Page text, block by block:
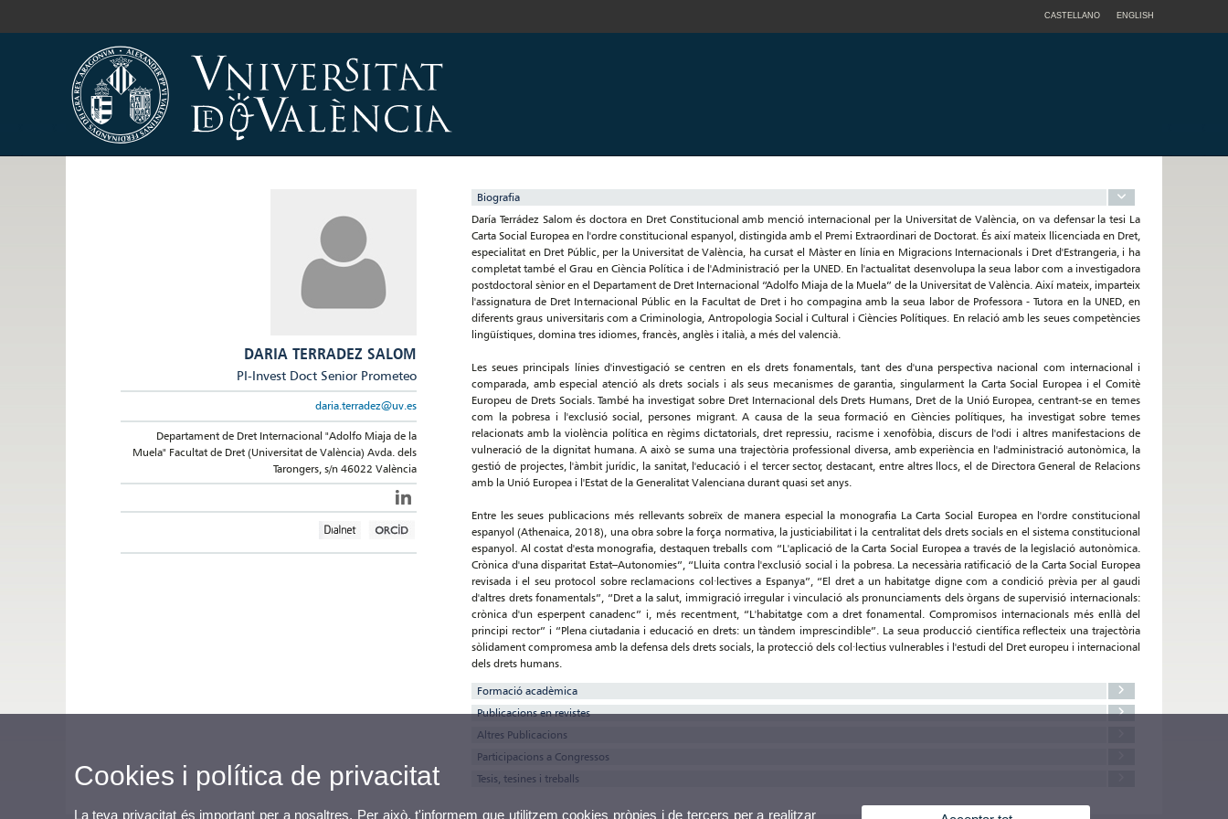
CASTELLANO ENGLISH
DARIA TERRADEZ SALOM
PI-Invest Doct Senior Prometeo
daria.terradez@uv.es
Departament de Dret Internacional "Adolfo Miaja de la
Muela" Facultat de Dret (Universitat de València) Avda. dels
Tarongers, s/n 46022 València
Biografia
Daría Terrádez Salom és doctora en Dret Constitucional amb menció internacional per la Universitat de València, on va defensar la tesi La
Carta Social Europea en l'ordre constitucional espanyol, distingida amb el Premi Extraordinari de Doctorat. És així mateix llicenciada en Dret,
especialitat en Dret Públic, per la Universitat de València, ha cursat el Màster en línia en Migracions Internacionals i Dret d'Estrangeria, i ha
completat també el Grau en Ciència Política i de l'Administració per la UNED. En l'actualitat desenvolupa la seua labor com a investigadora
postdoctoral sènior en el Departament de Dret Internacional “Adolfo Miaja de la Muela” de la Universitat de València. Així mateix, imparteix
l'assignatura de Dret Internacional Públic en la Facultat de Dret i ho compagina amb la seua labor de Professora - Tutora en la UNED, en
diferents graus universitaris com a Criminologia, Antropologia Social i Cultural i Ciències Polítiques. En relació amb les seues competències
lingüístiques, domina tres idiomes, francès, anglès i italià, a més del valencià.
Les seues principals línies d'investigació se centren en els drets fonamentals, tant des d'una perspectiva nacional com internacional i
comparada, amb especial atenció als drets socials i als seus mecanismes de garantia, singularment la Carta Social Europea i el Comitè
Europeu de Drets Socials. També ha investigat sobre Dret Internacional dels Drets Humans, Dret de la Unió Europea, centrant-se en temes
com la pobresa i l'exclusió social, persones migrant. A causa de la seua formació en Ciències polítiques, ha investigat sobre temes
relacionats amb la violència política en règims dictatorials, dret repressiu, racisme i xenofòbia, discurs de l'odi i altres manifestacions de
vulneració de la dignitat humana. A això se suma una trajectòria professional diversa, amb experiència en l'administració autonòmica, la
gestió de projectes, l'àmbit jurídic, la sanitat, l'educació i el tercer sector, destacant, entre altres llocs, el de Directora General de Relacions
amb la Unió Europea i l'Estat de la Generalitat Valenciana durant quasi set anys.
Entre les seues publicacions més rellevants sobreïx de manera especial la monografia La Carta Social Europea en l'ordre constitucional
espanyol (Athenaica, 2018), una obra sobre la força normativa, la justiciabilitat i la centralitat dels drets socials en el sistema constitucional
espanyol. Al costat d'esta monografia, destaquen treballs com “L'aplicació de la Carta Social Europea a través de la legislació autonòmica.
Crònica d'una disparitat Estat–Autonomies”, “Lluita contra l'exclusió social i la pobresa. La necessària ratificació de la Carta Social Europea
revisada i el seu protocol sobre reclamacions col·lectives a Espanya”, “El dret a un habitatge digne com a condició prèvia per al gaudi
d'altres drets fonamentals”, “Dret a la salut, immigració irregular i vinculació als pronunciaments dels òrgans de supervisió internacionals:
crònica d'un esperpent canadenc” i, més recentment, “L'habitatge com a dret fonamental. Compromisos internacionals més enllà del
principi rector” i “Plena ciutadania i educació en drets: un tàndem imprescindible”. La seua producció científica reflecteix una trajectòria
sòlidament compromesa amb la defensa dels drets socials, la protecció dels col·lectius vulnerables i l'estudi del Dret europeu i internacional
dels drets humans.
Formació acadèmica
Publicacions en revistes
Altres Publicacions
Participacions a Congressos
Tesis, tesines i treballs
Cookies i política de privacitat
La teva privacitat és important per a nosaltres. Per això, t'informem que utilitzem cookies pròpies i de tercers per a realitzar